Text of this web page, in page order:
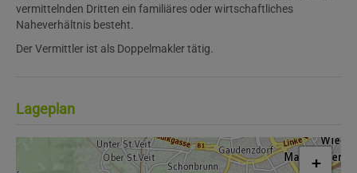
vermittelnden Dritten ein familiäres oder wirtschaftliches
Naheverhältnis besteht.
Der Vermittler ist als Doppelmakler tätig.
Lageplan
+